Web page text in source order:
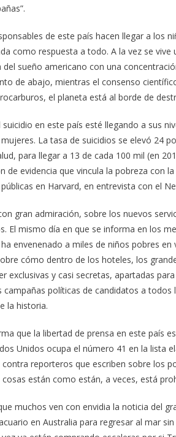
de este país hacen llegar a los
como respuesta a todo. A la vez se
sueño americano con una
de abajo, mientras el consenso
el planeta está al borde de
en este país esté llegando a sus
La tasa de suicidios se elevó 24
para llegar a 13 de cada 100 mil (en
de evidencia que vincula la pobreza con
en Harvard, en entrevista con el
gran admiración, sobre los nuevos
El mismo día en que se informa en los
envenenado a miles de niños pobres
cómo dentro de los hoteles, los
exclusivas y casi secretas, apartadas
políticas de candidatos a
la historia.
que la libertad de prensa en este país
Unidos ocupa el número 41 en la lista
reporteros que escriben sobre los
están como están, a veces, está
muchos ven con envidia la noticia del
en Australia para regresar al mar